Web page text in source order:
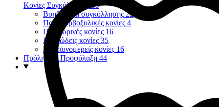
Κονίες Συγκόλλησης
99
Βοηθήματα συγκόλλησης 22
Πολυκαρβοξυλικές κονίες 4
Προσωρινές κονίες 16
Ρητινώδεις κονίες 35
Υαλοϊονομερείς κονίες 16
Πρόληψη - Προφύλαξη 44